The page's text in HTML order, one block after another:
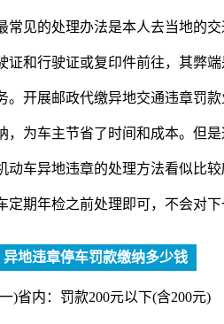
常见的处理办法是本人去当地的
证和行驶证或复印件前往，其弊
。开展邮政代缴异地交通违章罚
，为车主节省了时间和成本。但
动车异地违章的处理方法看似比
定期年检之前处理即可，不会对
异地违章停车罚款缴纳多少钱
)省内：罚款200元以下(含200元)